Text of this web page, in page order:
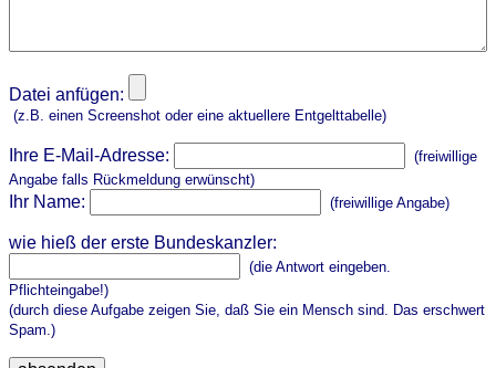
Datei anfügen:
(z.B. einen Screenshot oder eine aktuellere Entgelttabelle)
Ihre E-Mail-Adresse:
(freiwillige
Angabe falls Rückmeldung erwünscht)
Ihr Name: (freiwillige Angabe)
wie hieß der erste Bundeskanzler:
(die Antwort eingeben.
Pflichteingabe!)
(durch diese Aufgabe zeigen Sie, daß Sie ein Mensch sind. Das erschwert
Spam.)